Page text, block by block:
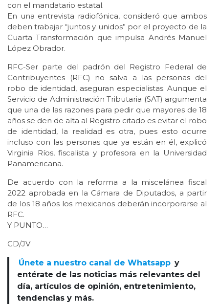
con el mandatario estatal.
En una entrevista radiofónica, consideró que ambos
deben trabajar “juntos y unidos” por el proyecto de la
Cuarta Transformación que impulsa Andrés Manuel
López Obrador.
RFC-Ser parte del padrón del Registro Federal de
Contribuyentes (RFC) no salva a las personas del
robo de identidad, aseguran especialistas. Aunque el
Servicio de Administración Tributaria (SAT) argumenta
que una de las razones para pedir que mayores de 18
años se den de alta al Registro citado es evitar el robo
de identidad, la realidad es otra, pues esto ocurre
incluso con las personas que ya están en él, explicó
Virginia Ríos, fiscalista y profesora en la Universidad
Panamericana.
De acuerdo con la reforma a la miscelánea fiscal
2022 aprobada en la Cámara de Diputados, a partir
de los 18 años los mexicanos deberán incorporarse al
RFC.
Y PUNTO…
CD/JV
Únete a nuestro canal de Whatsapp y
entérate de las noticias más relevantes del
día, artículos de opinión, entretenimiento,
tendencias y más.